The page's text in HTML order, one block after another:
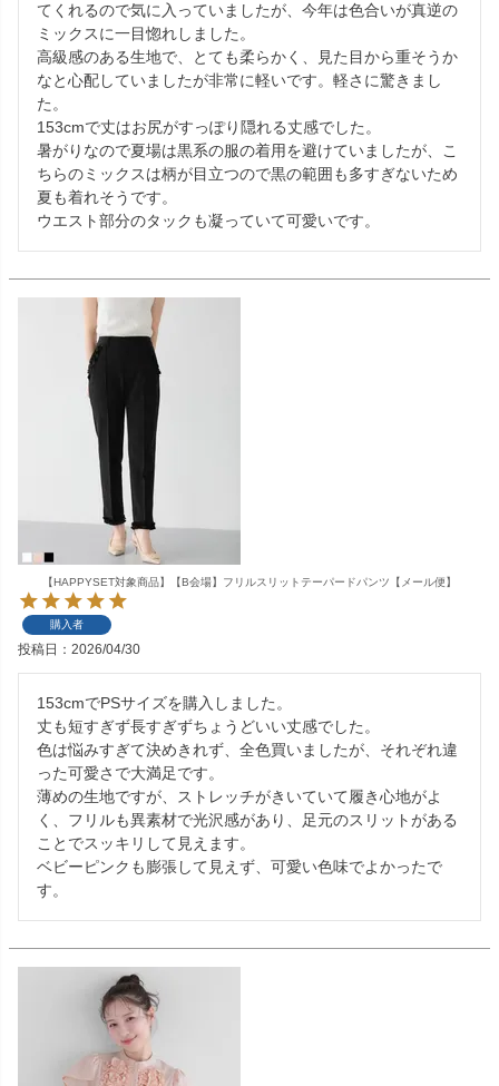
てくれるので気に入っていましたが、今年は色合いが真逆の
ミックスに一目惚れしました。
高級感のある生地で、とても柔らかく、見た目から重そうか
なと心配していましたが非常に軽いです。軽さに驚きまし
た。
153cmで丈はお尻がすっぽり隠れる丈感でした。
暑がりなので夏場は黒系の服の着用を避けていましたが、こ
ちらのミックスは柄が目立つので黒の範囲も多すぎないため
夏も着れそうです。
ウエスト部分のタックも凝っていて可愛いです。
【HAPPYSET対象商品】【B会場】フリルスリットテーパードパンツ【メール便】
購入者
投稿日 2026/04/30
153cmでPSサイズを購入しました。
丈も短すぎず長すぎずちょうどいい丈感でした。
色は悩みすぎて決めきれず、全色買いましたが、それぞれ違
った可愛さで大満足です。
薄めの生地ですが、ストレッチがきいていて履き心地がよ
く、フリルも異素材で光沢感があり、足元のスリットがある
ことでスッキリして見えます。
ベビーピンクも膨張して見えず、可愛い色味でよかったで
す。